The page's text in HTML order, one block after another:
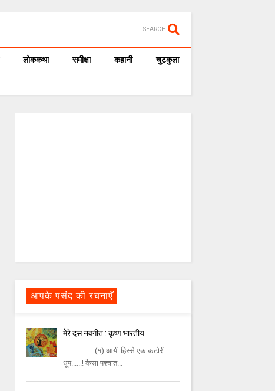
SEARCH
लोककथा समीक्षा कहानी चुटकुला
आपके पसंद की रचनाएँ
मेरे दस नवगीत : कृष्ण भारतीय
(१) आयी हिस्से एक कटोरी
धूप......! कैसा पश्चात...